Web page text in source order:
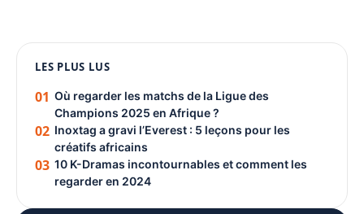
PUBLICITÉ
LES PLUS LUS
01 Où regarder les matchs de la Ligue des
Champions 2025 en Afrique ?
02 Inoxtag a gravi l’Everest : 5 leçons pour les
créatifs africains
03 10 K-Dramas incontournables et comment les
regarder en 2024